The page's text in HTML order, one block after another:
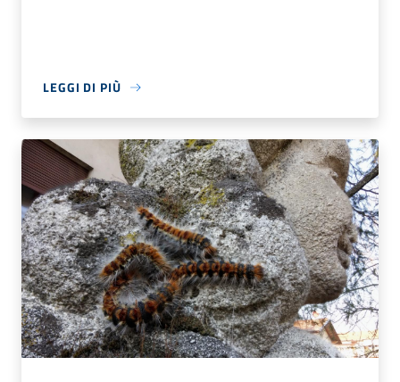
LEGGI DI PIÙ